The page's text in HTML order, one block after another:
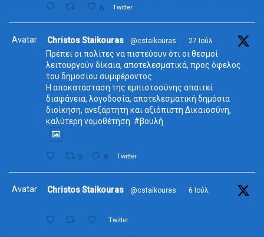
6 Twitter
Avatar Christos Staikouras @cstaikouras · 27 Ιούλ
Πρέπει οι πολίτες να πιστεύουν ότι οι θεσμοί
λειτουργούν δίκαια, αποτελεσματικά, προς όφελος
του δημοσίου συμφέροντος.
Η αποκατάσταση της εμπιστοσύνης απαιτεί
διαφάνεια, λογοδοσία, αποτελεσματική δημόσια
διοίκηση, ανεξάρτητη και αξιόπιστη Δικαιοσύνη,
καλύτερη νομοθέτηση. #βουλή
3 9 Twitter
Avatar Christos Staikouras @cstaikouras · 6 Ιούλ
Twitter